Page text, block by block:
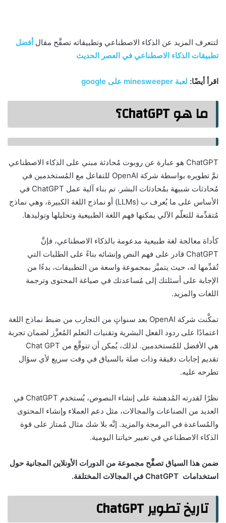
لتتعرف المزيد عن الذكاء الاصطناعي وتطبيقاته تصفَّح مقال أفضل
تطبيقات الذكاء الاصطناعي في العصر الحديث
اقرأ أيضًا: لعبة minesweeper على google
ما هو ChatGPT؟
ChatGPT هو عبارة عن روبوت مُحادثة مبني على الذكاء الاصطناعي
تمَّ تطويره بواسطة شركة OpenAI للتفاعل مع المُستخدمين في
مُحادثات شبيهة بمُحادثات البشر. تم بناء آلية عمل ChatGPT في
الأساس على ما يُعرف ب (LLMs) أو نماذج اللغة الكبيرة، وهي نماذج
مُتقدِّمة للتعلّم الآلي يمكنها فهم اللغة الطبيعية وتحليلها وتوليدها.
كأداة معالجة لغة طبيعية مدعومة بالذكاء الاصطناعي، فإنَّ
ChatGPT قادر على فهم النص وإنشائه بناءً على الطلبات التي
تُقدِّمها له، حيث يتميَّز بمجموعة واسعة من التطبيقات، بدءًا من
الإجابة على أسئلتك إلى مُساعدتك في صياغة المحتوى وترجمة
اللغات والمزيد.
تمكَّنت شركة OpenAI بعد سنواتٍ من التجارب من ضبط نماذج اللغة
اعتمادًا على ردود الفعل البشرية وتقنيات التعلم المُعزَّز لضمان تجربة
هي الأفضل للمُستخدمين. لذلك، يُمكن أن تتوقَّع من Chat GPT
تقديم إجابات دقيقة وذات صلة بالسياق في وقت سريع لأي سؤال
تطرحه عليه.
نظرًا لقدرته المُدهشة على إنشاء النصوص، يُستخدم ChatGPT في
العديد من الصناعات والمجالات، مثل دعم العملاء وإنشاء المحتوى
والمُساعدة في البرمجة والمزيد. إنَّه بلا شك مثال مُمتاز على قوة
الذكاء الاصطناعي في تغيير حياتنا اليومية.
ضمن هذا السياق تصفَّح مجموعة من الدورات الأونلاين المجانية حول
استخدامات ChatGPT في المجالات المختلفة.
تاريخ تطوير ChatGPT